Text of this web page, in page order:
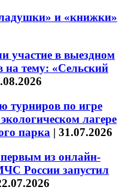
и «книжки»
участие в выездном
на тему: «Сельский
турниров по игре
лагере
парка | 31.07.2026
из онлайн-
России запустил